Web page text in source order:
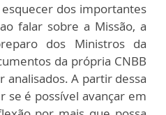
dos importantes
falar sobre a Missão, a
dos Ministros da
da própria CNBB
A partir dessa
se é possível avançar em